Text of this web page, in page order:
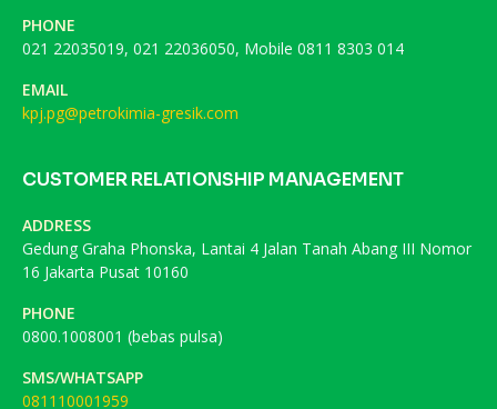
PHONE
021 22035019, 021 22036050, Mobile 0811 8303 014
EMAIL
kpj.pg@petrokimia-gresik.com
CUSTOMER RELATIONSHIP MANAGEMENT
ADDRESS
Gedung Graha Phonska, Lantai 4 Jalan Tanah Abang III Nomor
16 Jakarta Pusat 10160
PHONE
0800.1008001 (bebas pulsa)
SMS/WHATSAPP
081110001959